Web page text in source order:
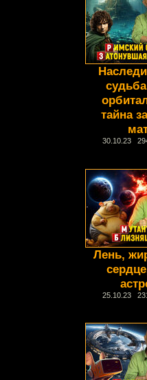
тайна
30.10.23
Лень,
25.10.23